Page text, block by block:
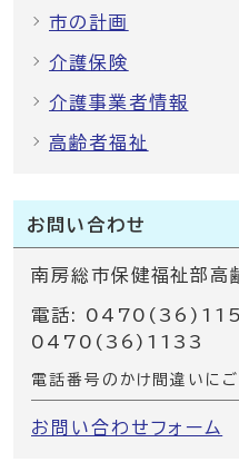
市の計画
介護保険
介護事業者情報
高齢者福祉
お問い合わせ
南房総市保健福祉部高
電話:
0470(36)1133
電話番号のかけ間違いに
お問い合わせフォーム